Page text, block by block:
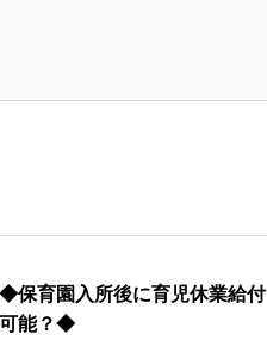
保育園入所後に育児休業給付
能？◆